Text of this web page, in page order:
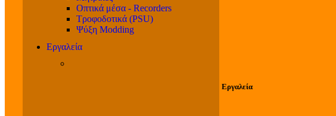
Οπτικά μέσα - Recorders
Τροφοδοτικά (PSU)
Ψύξη Modding
Εργαλεία
Εργαλεία